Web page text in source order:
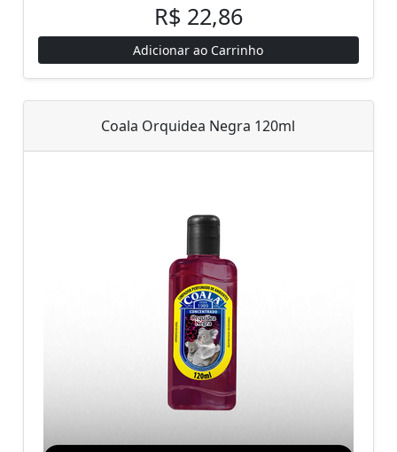
R$ 22,86
Adicionar ao Carrinho
Coala Orquidea Negra 120ml